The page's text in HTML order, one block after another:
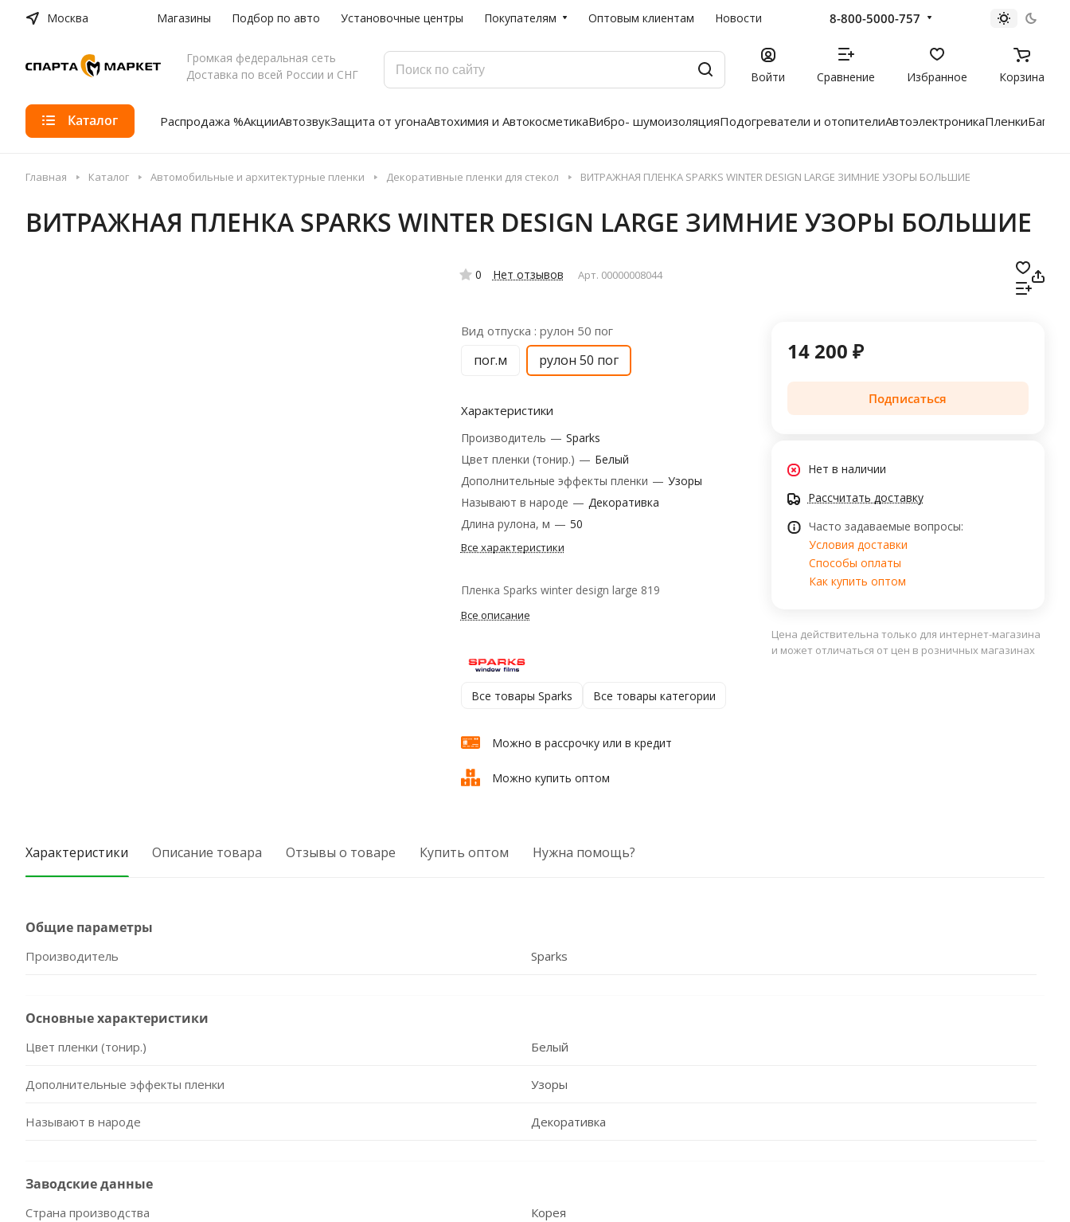
Москва Магазины Подбор по авто Установочные центры Покупателям Оптовым клиентам Новости 8-800-5000-757
Громкая федеральная сеть
Доставка по всей России и СНГ
Войти Сравнение Избранное Корзина
Каталог Распродажа %АкцииАвтозвукЗащита от угонаАвтохимия и АвтокосметикаВибро- шумоизоляцияПодогреватели и отопителиАвтоэлектроникаПленки
Главная Каталог Автомобильные и архитектурные пленки Декоративные пленки для стекол ВИТРАЖНАЯ ПЛЕНКА SPARKS WINTER DESIGN LARGE ЗИМНИЕ УЗОРЫ БОЛЬШИЕ
ВИТРАЖНАЯ ПЛЕНКА SPARKS WINTER DESIGN LARGE ЗИМНИЕ УЗОРЫ БОЛЬШИЕ
0 Нет отзывов Арт. 00000008044
Вид отпуска : рулон 50 пог
пог.м рулон 50 пог
Характеристики
Производитель — Sparks
Цвет пленки (тонир.) — Белый
Дополнительные эффекты пленки — Узоры
Называют в народе — Декоративка
Длина рулона, м — 50
Все характеристики
Пленка Sparks winter design large 819
Все описание
Все товары Sparks Все товары категории
Можно в рассрочку или в кредит
Можно купить оптом
14 200 ₽
Подписаться
Нет в наличии
Рассчитать доставку
Часто задаваемые вопросы:
Условия доставки
Способы оплаты
Как купить оптом
Цена действительна только для интернет-магазина
и может отличаться от цен в розничных магазинах
Характеристики Описание товара Отзывы о товаре Купить оптом Нужна помощь?
Общие параметры
Производитель Sparks
Основные характеристики
Цвет пленки (тонир.) Белый
Дополнительные эффекты пленки Узоры
Называют в народе Декоративка
Заводские данные
Страна производства Корея